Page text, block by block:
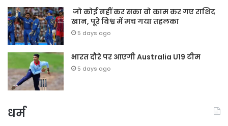
जो कोई नहीं कर सका वो काम कर गए राशिद
खान, पूरे विश्व में मच गया तहलका
5 days ago
भारत दौरे पर आएगी Australia U19 टीम
5 days ago
धर्म